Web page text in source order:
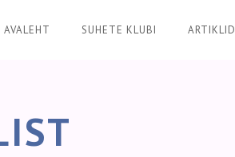
AVALEHT SUHETE KLUBI ARTIKLID